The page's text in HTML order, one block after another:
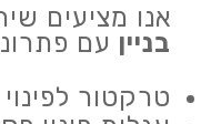
אנו מציעים
בניין עם
טרקטור